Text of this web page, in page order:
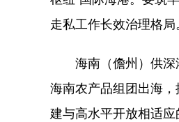
走私工作长效治理格局。
海南（儋州）供深
海南农产品组团出海
建与高水平开放相适